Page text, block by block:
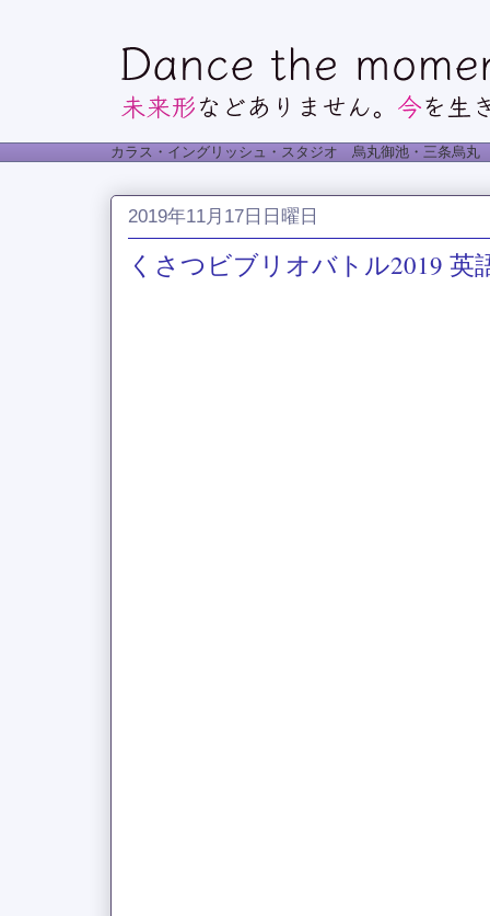
カラス・イングリッシュ・スタジオ 烏丸御池・三条烏
2019年11月17日日曜日
くさつビブリオバトル2019 英